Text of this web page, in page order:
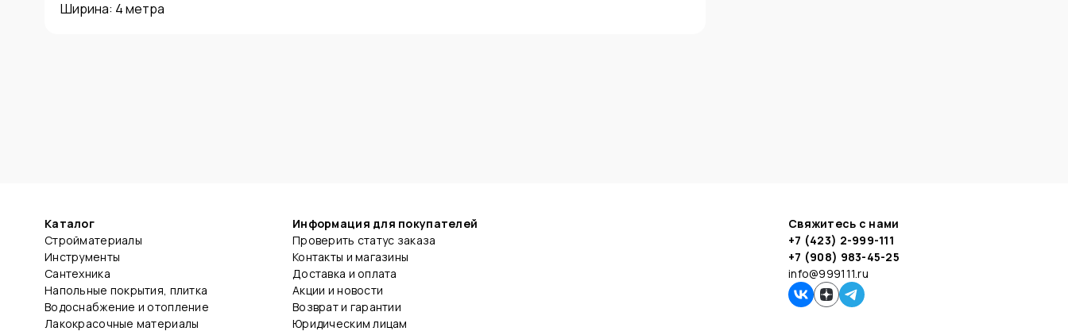
Каталог
Стройматериалы
Инструменты
Сантехника
Напольные покрытия, плитка
Водоснабжение и отопление
Лакокрасочные материалы
Информация для покупателей
Проверить статус заказа
Контакты и магазины
Доставка и оплата
Акции и новости
Возврат и гарантии
Юридическим лицам
Свяжитесь с нами
+7 (423) 2-999-111
+7 (908) 983-45-25
info@999111.ru